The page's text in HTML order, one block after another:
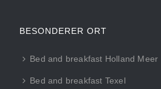
BESONDERER ORT
Bed and breakfast Holland Meer
Bed and breakfast Texel